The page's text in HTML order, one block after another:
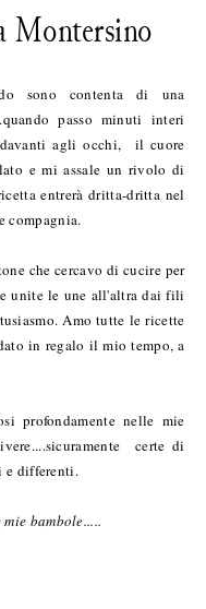
Montersino
sono contenta di una
passo minuti interi
agli occhi, il cuore
e mi assale un rivolo di
entrerà dritta-dritta nel
compagnia.
che cercavo di cucire per
unite le une all'altra dai fili
Amo tutte le ricette
in regalo il mio tempo, a
profondamente nelle mie
certe di
e differenti.
bambole.....